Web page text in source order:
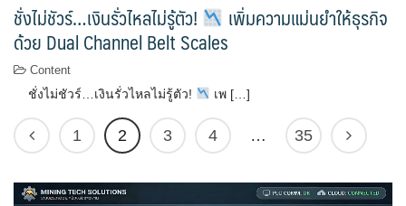
ชั่งไม่ชัวร์…เงินรั่วไหลไม่รู้ตัว! เพิ่มความแม่นยำให้ธุรกิจ
ด้วย Dual Channel Belt Scales
Content
ชั่งไม่ชัวร์…เงินรั่วไหลไม่รู้ตัว! เพ […]
1 2 3 4 … 35
ตัว